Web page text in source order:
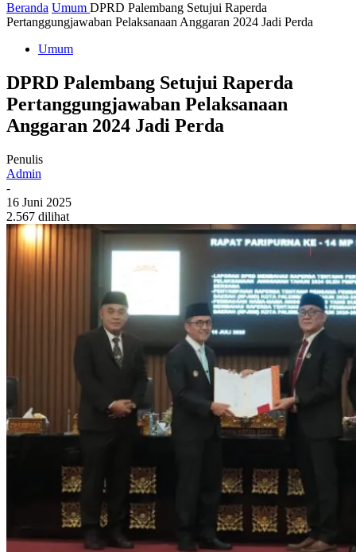
Beranda Umum DPRD Palembang Setujui Raperda
Pertanggungjawaban Pelaksanaan Anggaran 2024 Jadi Perda
Umum
DPRD Palembang Setujui Raperda
Pertanggungjawaban Pelaksanaan
Anggaran 2024 Jadi Perda
Penulis
Admin
-
16 Juni 2025
2.567 dilihat